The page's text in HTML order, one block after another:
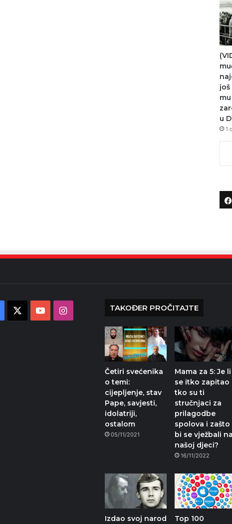
još
u
1
YouTubeInstagram TAKOĐER PROČITAJTE
Četiri svećenika
o temi:
cijepljenje, stav
Pape, savjesti,
idolatriji,
ostalom
05/11/2021
Mama za 5: Je li
se itko zapitao
tko su ti
stručnjaci za
prilagodbe
spolova i zašto
bi se vježbali na
našoj djeci?
16/11/2022
Izdao svoj narod
Top 100